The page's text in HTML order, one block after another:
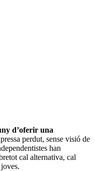
d’oferir una
perdut, sense visió de
han
cal alternativa, cal